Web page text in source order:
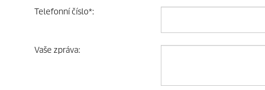
Telefonní číslo*:
Vaše zpráva: